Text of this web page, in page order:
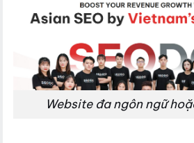
Website đa ngôn ngữ